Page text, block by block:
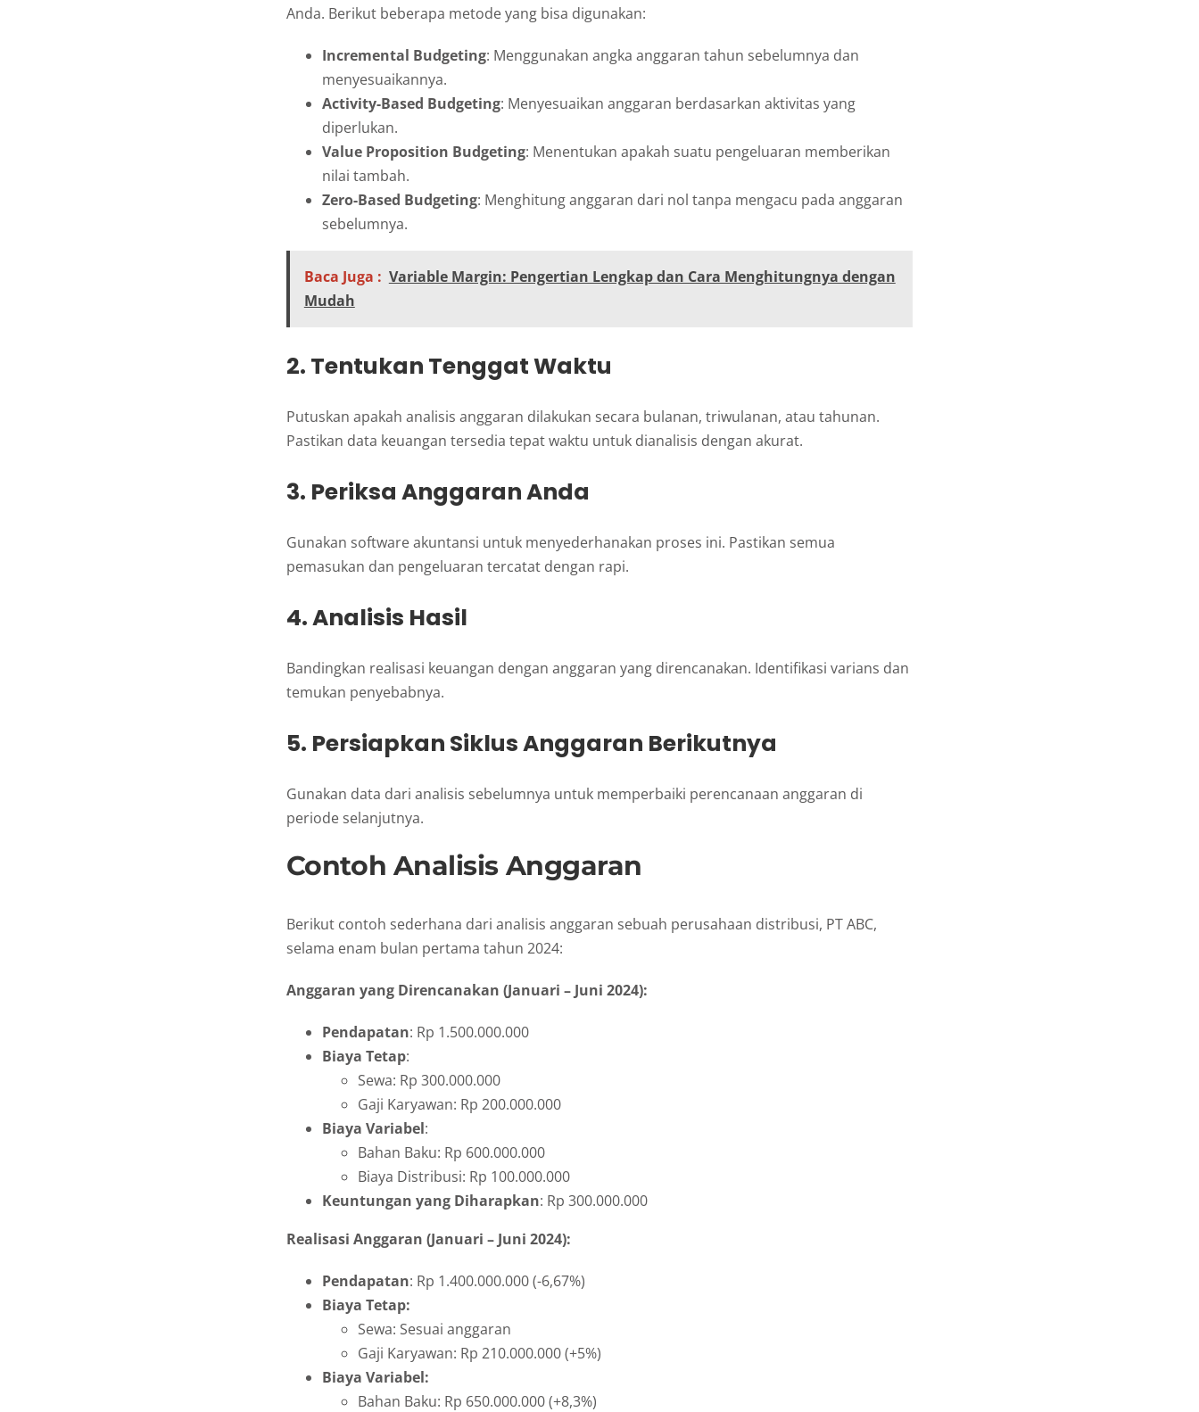
Anda. Berikut beberapa metode yang bisa digunakan:
Incremental Budgeting: Menggunakan angka anggaran tahun sebelumnya dan
menyesuaikannya.
Activity-Based Budgeting: Menyesuaikan anggaran berdasarkan aktivitas yang
diperlukan.
Value Proposition Budgeting: Menentukan apakah suatu pengeluaran memberikan
nilai tambah.
Zero-Based Budgeting: Menghitung anggaran dari nol tanpa mengacu pada anggaran
sebelumnya.
Baca Juga : Variable Margin: Pengertian Lengkap dan Cara Menghitungnya dengan
Mudah
2. Tentukan Tenggat Waktu
Putuskan apakah analisis anggaran dilakukan secara bulanan, triwulanan, atau tahunan.
Pastikan data keuangan tersedia tepat waktu untuk dianalisis dengan akurat.
3. Periksa Anggaran Anda
Gunakan software akuntansi untuk menyederhanakan proses ini. Pastikan semua
pemasukan dan pengeluaran tercatat dengan rapi.
4. Analisis Hasil
Bandingkan realisasi keuangan dengan anggaran yang direncanakan. Identifikasi varians dan
temukan penyebabnya.
5. Persiapkan Siklus Anggaran Berikutnya
Gunakan data dari analisis sebelumnya untuk memperbaiki perencanaan anggaran di
periode selanjutnya.
Contoh Analisis Anggaran
Berikut contoh sederhana dari analisis anggaran sebuah perusahaan distribusi, PT ABC,
selama enam bulan pertama tahun 2024:
Anggaran yang Direncanakan (Januari – Juni 2024):
Pendapatan: Rp 1.500.000.000
Biaya Tetap:
Sewa: Rp 300.000.000
Gaji Karyawan: Rp 200.000.000
Biaya Variabel:
Bahan Baku: Rp 600.000.000
Biaya Distribusi: Rp 100.000.000
Keuntungan yang Diharapkan: Rp 300.000.000
Realisasi Anggaran (Januari – Juni 2024):
Pendapatan: Rp 1.400.000.000 (-6,67%)
Biaya Tetap:
Sewa: Sesuai anggaran
Gaji Karyawan: Rp 210.000.000 (+5%)
Biaya Variabel:
Bahan Baku: Rp 650.000.000 (+8,3%)